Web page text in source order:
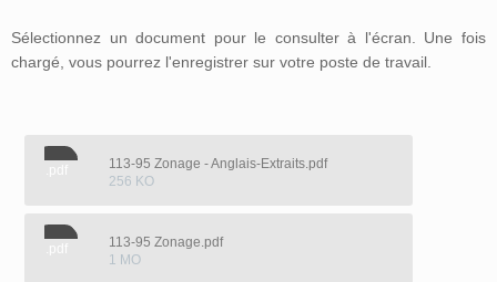
Sélectionnez un document pour le consulter à l'écran. Une fois
chargé, vous pourrez l'enregistrer sur votre poste de travail.
.pdf
113-95 Zonage - Anglais-Extraits.pdf
256 KO
.pdf
113-95 Zonage.pdf
1 MO